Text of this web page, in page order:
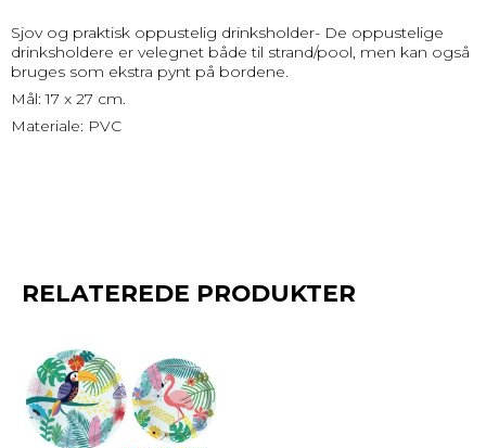
Sjov og praktisk oppustelig drinksholder- De oppustelige
drinksholdere er velegnet både til strand/pool, men kan også
bruges som ekstra pynt på bordene.
Mål: 17 x 27 cm.
Materiale: PVC
RELATEREDE PRODUKTER